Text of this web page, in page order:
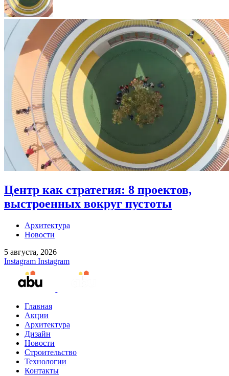
Центр как стратегия: 8 проектов,
выстроенных вокруг пустоты
Архитектура
Новости
5 августа, 2026
Instagram Instagram
Главная
Акции
Архитектура
Дизайн
Новости
Строительство
Технологии
Контакты